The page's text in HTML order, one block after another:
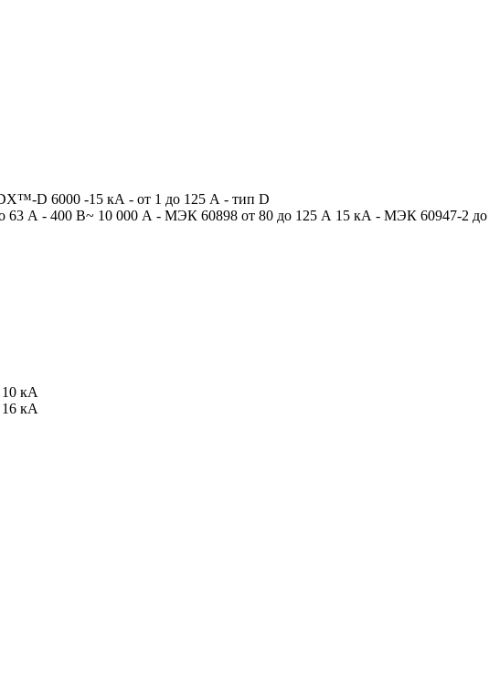
D 6000 -15 кА - от 1 до 125 А - тип D
63 А - 400 В~ 10 000 А - МЭК 60898 от 80 до 125 А 15 кА - МЭК 60947-2
кA
кA